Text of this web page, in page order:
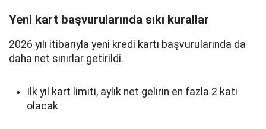
Yeni kart başvurularında sıkı kurallar
2026 yılı itibarıyla yeni kredi kartı başvurularında da
daha net sınırlar getirildi.
İlk yıl kart limiti, aylık net gelirin en fazla 2 katı
olacak